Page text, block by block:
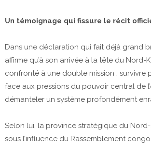
Un témoignage qui fissure le récit
Dans une déclaration qui fait déjà grand
affirme qu’à son arrivée à la tête du Nord-
confronté à une double mission : survivre
face aux pressions du pouvoir central de
démanteler un système profondément
Selon lui, la province stratégique du
sous l’influence du Rassemblement